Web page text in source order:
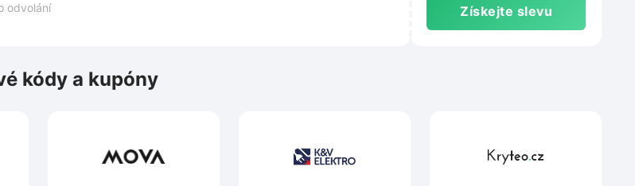
odvolání
Získejte slevu
kódy a kupóny